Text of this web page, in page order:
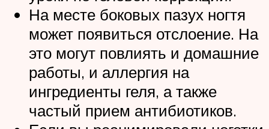
На месте боковых пазух ногтя
может появиться отслоение. На
это могут повлиять и домашние
работы, и аллергия на
ингредиенты геля, а также
частый прием антибиотиков.